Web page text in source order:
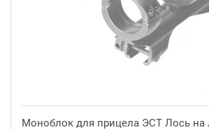
Моноблок для прицела ЭСТ Лось на